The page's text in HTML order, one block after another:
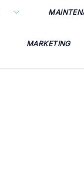
MARKETING